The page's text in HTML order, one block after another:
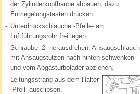
der Zylinderkopfhaube abbauen, dazu
Entriegelungstasten drücken.
- Unterdruckschläuche -Pfeile- am
Luftführungsrohr frei legen.
- Schraube -2- herausdrehen, Ansaugschlauch
mit Ansaugstutzen nach hinten schwenken
und vom Abgasturbolader abziehen.
- Leitungsstrang aus dem Halter
-Pfeil- ausclipsen.